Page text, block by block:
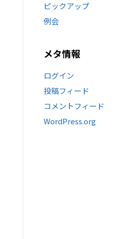
ピックアップ
例会
メタ情報
ログイン
投稿フィード
コメントフィード
WordPress.org